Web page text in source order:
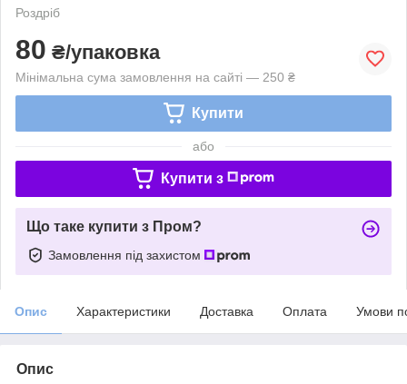
Роздріб
80 ₴/упаковка
Мінімальна сума замовлення на сайті — 250 ₴
Купити
або
Купити з
Що таке купити з Пром?
Замовлення під захистом
Опис Характеристики Доставка Оплата Умови
Опис